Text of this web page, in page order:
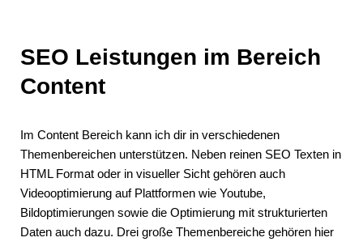
SEO Leistungen im Bereich
Content
Im Content Bereich kann ich dir in verschiedenen
Themenbereichen unterstützen. Neben reinen SEO Texten in
HTML Format oder in visueller Sicht gehören auch
Videooptimierung auf Plattformen wie Youtube,
Bildoptimierungen sowie die Optimierung mit strukturierten
Daten auch dazu. Drei große Themenbereiche gehören hier